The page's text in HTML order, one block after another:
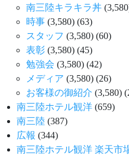
南三陸キラキラ丼
時事 (3,580) (63)
スタッフ (3,580) (60)
表彰 (3,580) (45)
勉強会 (3,580) (42)
メディア (3,580) (26)
お客様の御紹介 (3,580)
南三陸ホテル観洋 (659)
南三陸 (387)
広報 (344)
南三陸ホテル観洋 楽天市